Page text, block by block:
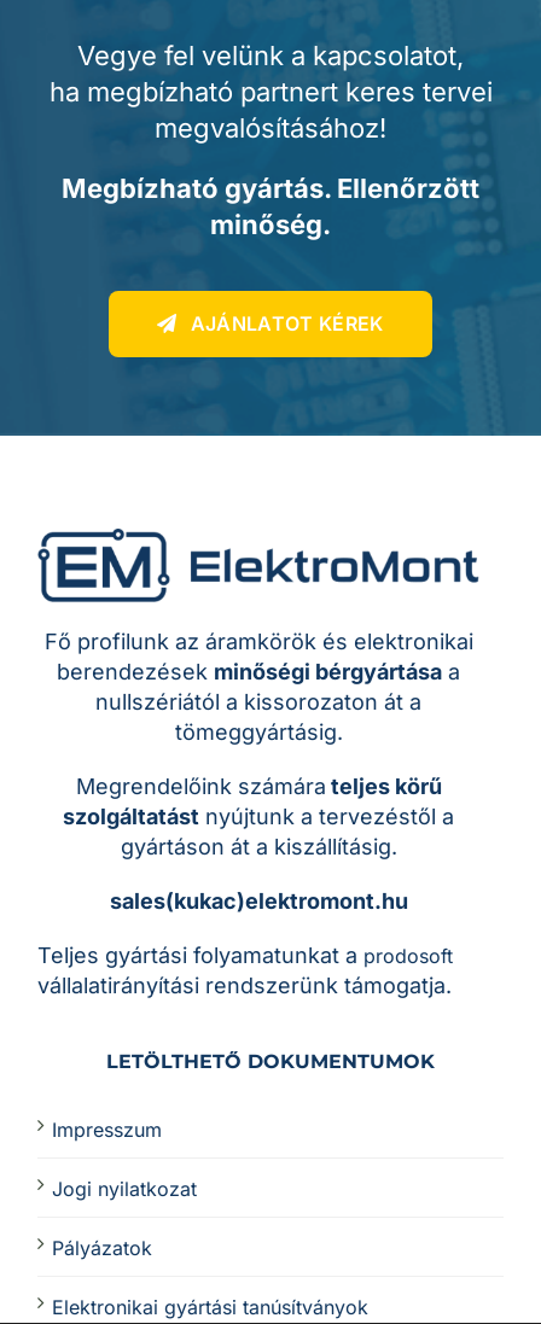
Vegye fel velünk a kapcsolatot,
ha megbízható partnert keres tervei
megvalósításához!
Megbízható gyártás. Ellenőrzött
minőség.
AJÁNLATOT KÉREK
Fő profilunk az áramkörök és elektronikai
berendezések minőségi bérgyártása a
nullszériától a kissorozaton át a
tömeggyártásig.
Megrendelőink számára teljes körű
szolgáltatást nyújtunk a tervezéstől a
gyártáson át a kiszállításig.
sales(kukac)elektromont.hu
Teljes gyártási folyamatunkat a prodosoft
vállalatirányítási rendszerünk támogatja.
LETÖLTHETŐ DOKUMENTUMOK
Impresszum
Jogi nyilatkozat
Pályázatok
Elektronikai gyártási tanúsítványok